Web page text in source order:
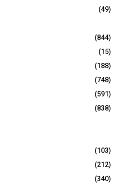
(49)
(844)
(15)
(188)
(748)
(591)
(838)
(103)
(212)
(340)